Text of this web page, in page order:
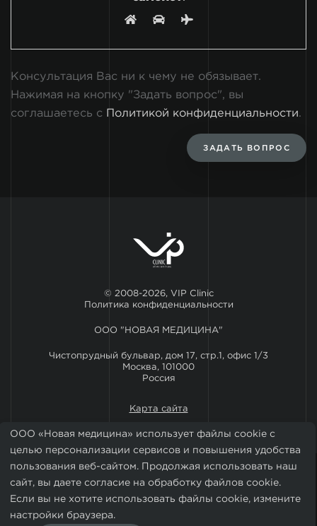
Консультация Вас ни к чему не обязывает.
Нажимая на кнопку "Задать вопрос", вы
соглашаетесь с
Политикой конфиденциальности.
ЗАДАТЬ ВОПРОС
© 2008-2026, VIP Clinic
Политика конфиденциальности
ООО "НОВАЯ МЕДИЦИНА"
Чистопрудный бульвар, дом 17, стр.1, офис 1/3
Москва, 101000
Россия
Карта сайта
ООО «Новая медицина» использует файлы cookie с
целью персонализации сервисов и повышения удобства
пользования веб-сайтом. Продолжая использовать наш
сайт, вы даете согласие на обработку файлов cookie.
Если вы не хотите использовать файлы cookie, измените
настройки браузера.